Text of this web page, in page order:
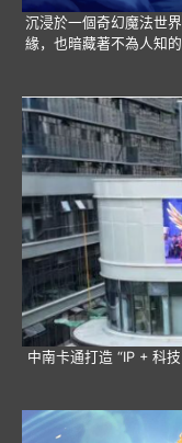
沉浸於一個奇幻魔法世
緣，也暗藏著不為人知
中南卡通打造 “IP + 科